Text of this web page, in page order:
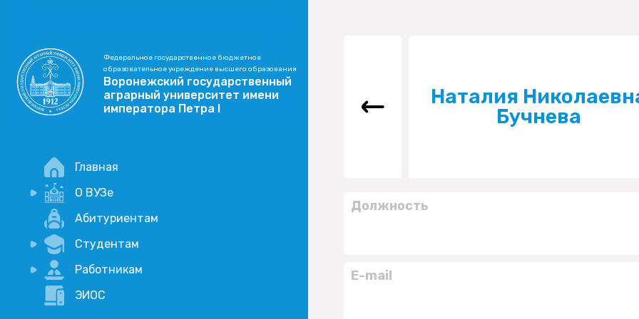
Федеральное государственное бюджетное
образовательное учреждение высшего образования
Воронежский государственный
аграрный университет имени
императора Петра I
Главная
О ВУЗе
Новости
Учебный процесс
Научная деятельность
Абитуриентам
Студентам
Портал дистанционого обучения
Академические отпуска
Работникам
Внимание, опрос!
ЭИОС
Наталия
Бучнева
Должность
E-mail